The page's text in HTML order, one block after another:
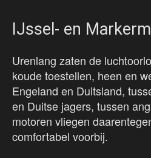
IJssel- en
Urenlang zaten de
koude toestellen, heen en
Engeland en Duitsland,
en Duitse jagers, tussen
motoren vliegen
comfortabel voorbij.